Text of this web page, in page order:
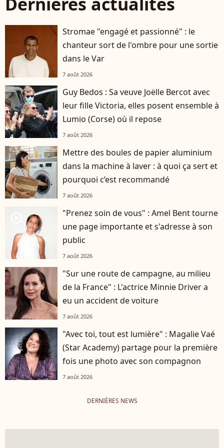
Stromae "engagé et passionné" : le
chanteur sort de l'ombre pour une sortie
dans le Var
7 août 2026
Guy Bedos : Sa veuve Joëlle Bercot avec
leur fille Victoria, elles posent ensemble à
Lumio (Corse) où il repose
7 août 2026
Mettre des boules de papier aluminium
dans la machine à laver : à quoi ça sert et
pourquoi c’est recommandé
7 août 2026
"Prenez soin de vous" : Amel Bent tourne
une page importante et s'adresse à son
public
7 août 2026
"Sur une route de campagne, au milieu
de la France" : L'actrice Minnie Driver a
eu un accident de voiture
7 août 2026
"Avec toi, tout est lumière" : Magalie Vaé
(Star Academy) partage pour la première
fois une photo avec son compagnon
7 août 2026
DERNIÈRES NEWS